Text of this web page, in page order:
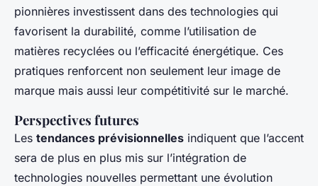
pionnières investissent dans des technologies qui
favorisent la durabilité, comme l’utilisation de
matières recyclées ou l’efficacité énergétique. Ces
pratiques renforcent non seulement leur image de
marque mais aussi leur compétitivité sur le marché.
Perspectives futures
Les tendances prévisionnelles indiquent que l’accent
sera de plus en plus mis sur l’intégration de
technologies nouvelles permettant une évolution